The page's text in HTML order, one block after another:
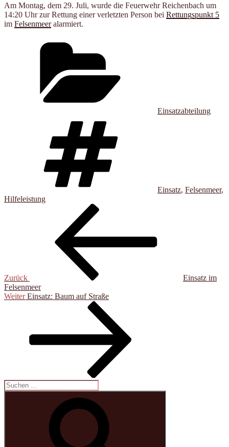
Am Montag, dem 29. Juli, wurde die Feuerwehr Reichenbach um
14:20 Uhr zur Rettung einer verletzten Person bei Rettungs­punkt 5
im Felsen­meeralarmiert.
Einsatzabteilung
Einsatz, Felsenmeer,
Hilfeleistung
Beitragsnavigation
Zurück
Einsatz im
Felsenmeer
Nächster
Weiter Einsatz: Baum auf Straße
Suchen
nach: